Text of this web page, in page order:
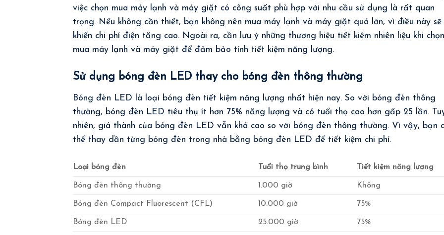
việc chọn mua máy lạnh và máy giặt có công suất phù hợp với nhu cầu sử dụng là rất quan
trọng. Nếu không cần thiết, bạn không nên mua máy lạnh và máy giặt quá lớn, vì điều này sẽ
khiến chi phí điện tăng cao. Ngoài ra, cần lưu ý những thương hiệu tiết kiệm nhiên liệu khi chọn
mua máy lạnh và máy giặt để đảm bảo tính tiết kiệm năng lượng.
Sử dụng bóng đèn LED thay cho bóng đèn thông thường
Bóng đèn LED là loại bóng đèn tiết kiệm năng lượng nhất hiện nay. So với bóng đèn thông
thường, bóng đèn LED tiêu thụ ít hơn 75% năng lượng và có tuổi thọ cao hơn gấp 25 lần.
nhiên, giá thành của bóng đèn LED vẫn khá cao so với bóng đèn thông thường. Vì vậy, bạn
thể thay dần từng bóng đèn trong nhà bằng bóng đèn LED để tiết kiệm chi phí.
Loại bóng đèn Tuổi thọ trung bình Tiết kiệm năng lượng
Bóng đèn thông thường 1.000 giờ Không
Bóng đèn Compact Fluorescent (CFL) 10.000 giờ 75%
Bóng đèn LED 25.000 giờ 75%